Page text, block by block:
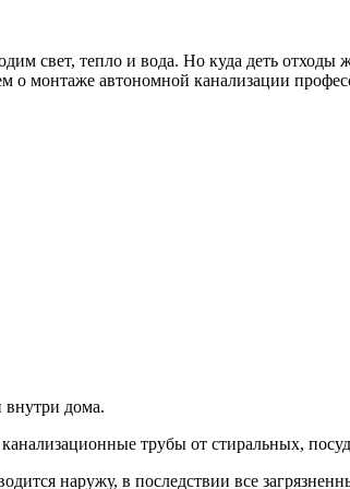
свет, тепло и вода. Но куда деть
о монтаже автономной канализации
внутри дома.
трубы от стиральных,
наружу, в последствии все